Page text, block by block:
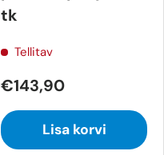
tk
Tellitav
€143,90
Lisa korvi